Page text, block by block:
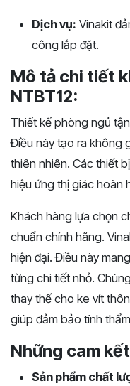
Dịch vụ: Vinakit
công lắp đặt.
Mô tả chi tiết
NTBT12:
Thiết kế phòng ngủ
Điều này tạo ra không
thiên nhiên. Các thiết
hiệu ứng thị giác hoàn
Khách hàng lựa chọn
chuẩn chính hãng.
hiện đại. Điều này
từng chi tiết nhỏ.
thay thế cho ke vít
giúp đảm bảo tính
Những cam
Sản phẩm chất